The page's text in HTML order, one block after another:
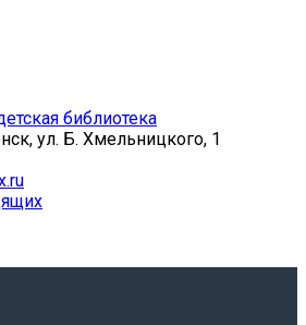
библиотека
ул. Б. Хмельницкого, 1